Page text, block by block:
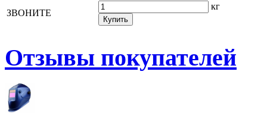
ЗВОНИТЕ
кг
Купить
Отзывы покупателей